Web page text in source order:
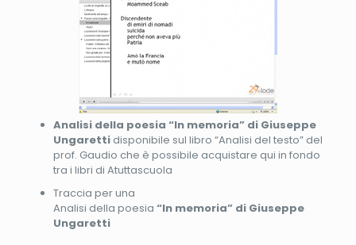
Analisi della poesia “In memoria” di Giuseppe
Ungaretti disponibile sul libro “Analisi del testo” del
prof. Gaudio che è possibile acquistare qui in fondo
tra i libri di Atuttascuola
Traccia per una
Analisi della poesia “In memoria” di Giuseppe
Ungaretti